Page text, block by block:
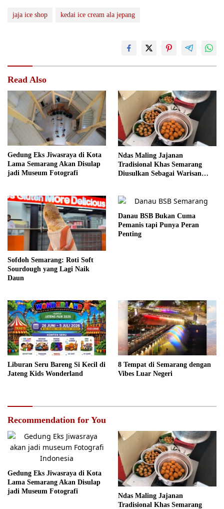
jaja ice shop kedai ice cream ala jepang
Read Also
Gedung Eks Jiwasraya di Kota
Lama Semarang Akan Disulap
jadi Museum Fotografi
Ndas Maling Jajanan
Tradisional Khas Semarang
Diusulkan Sebagai Warisan
Sofdoh Semarang: Roti Soft
Sourdough yang Lagi Naik
Daun
Danau BSB Bukan Cuma
Pemanis tapi Punya Peran
Penting
Liburan Seru Bareng Si Kecil di
Jateng Kids Wonderland
8 Tempat di Semarang dengan
Vibes Luar Negeri
Recommendation for You
Gedung Eks Jiwasraya di Kota
Lama Semarang Akan Disulap
jadi Museum Fotografi
Ndas Maling Jajanan
Tradisional Khas Semarang